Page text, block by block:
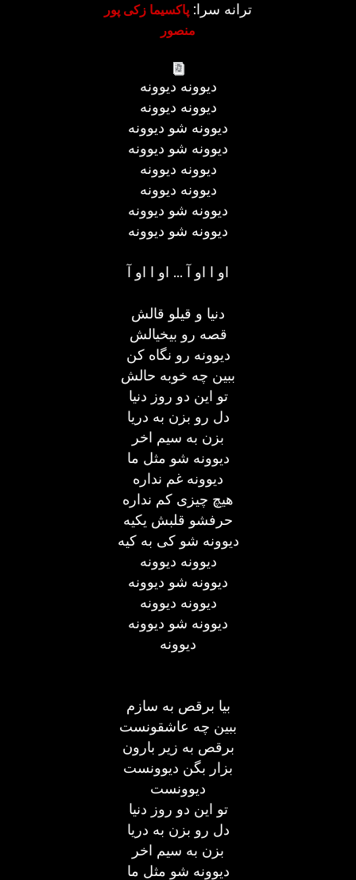
ترانه سرا: پاکسیما زکی پور
منصور
دیوونه دیوونه
دیوونه دیوونه
دیوونه شو دیوونه
دیوونه شو دیوونه
دیوونه دیوونه
دیوونه دیوونه
دیوونه شو دیوونه
دیوونه شو دیوونه
او ا او آ ... او ا او آ
دنیا و قیلو قالش
قصه رو بیخیالش
دیوونه رو نگاه کن
ببین چه خوبه حالش
تو این دو روز دنیا
دل رو بزن به دریا
بزن به سیم اخر
دیوونه شو مثل ما
دیوونه غم نداره
هیچ چیزی کم نداره
حرفشو قلبش یکیه
دیوونه شو کی به کیه
دیوونه دیوونه
دیوونه شو دیوونه
دیوونه دیوونه
دیوونه شو دیوونه
دیوونه
بیا برقص به سازم
ببین چه عاشقونست
برقص به زیر بارون
بزار بگن دیوونست
دیوونست
تو این دو روز دنیا
دل رو بزن به دریا
بزن به سیم اخر
دیوونه شو مثل ما